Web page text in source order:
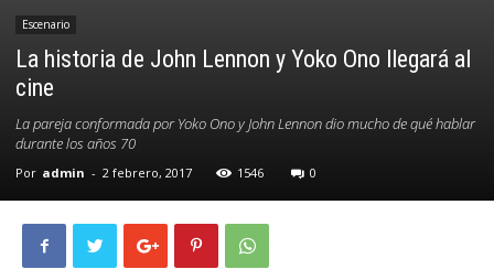
Escenario
La historia de John Lennon y Yoko Ono llegará al
cine
La pareja conformada por Yoko Ono y John Lennon dio mucho de qué hablar
durante los años 70
Por admin - 2 febrero, 2017 1546 0